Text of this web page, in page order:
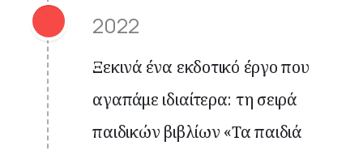
2022
Ξεκινά ένα εκδοτικό έργο που
αγαπάμε ιδιαίτερα: τη σειρά
παιδικών βιβλίων «Τα παιδιά